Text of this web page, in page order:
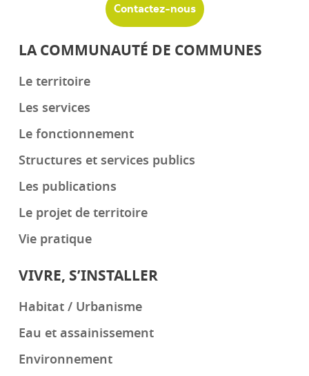
Contactez-nous
LA COMMUNAUTÉ DE COMMUNES
Le territoire
Les services
Le fonctionnement
Structures et services publics
Les publications
Le projet de territoire
Vie pratique
VIVRE, S’INSTALLER
Habitat / Urbanisme
Eau et assainissement
Environnement